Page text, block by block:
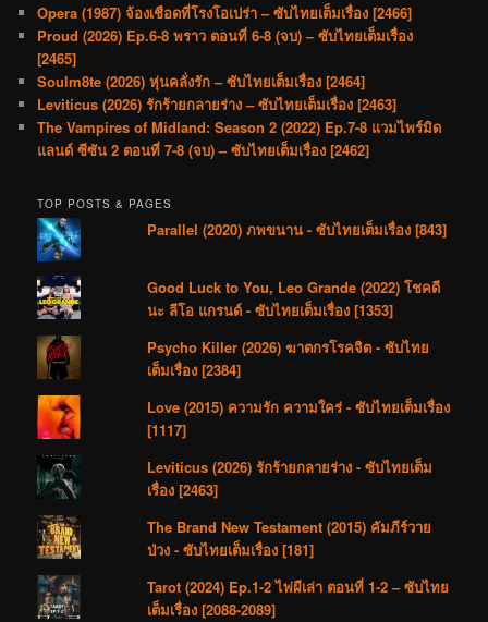
Opera (1987) จ้องเชือดที่โรงโอเปร่า – ซับไทยเต็มเรื่อง [2466]
Proud (2026) Ep.6-8 พราว ตอนที่ 6-8 (จบ) – ซับไทยเต็มเรื่อง
[2465]
Soulm8te (2026) หุ่นคลั่งรัก – ซับไทยเต็มเรื่อง [2464]
Leviticus (2026) รักร้ายกลายร่าง – ซับไทยเต็มเรื่อง [2463]
The Vampires of Midland: Season 2 (2022) Ep.7-8 แวมไพร์มิด
แลนด์ ซีซัน 2 ตอนที่ 7-8 (จบ) – ซับไทยเต็มเรื่อง [2462]
TOP POSTS & PAGES
Parallel (2020) ภพขนาน - ซับไทยเต็มเรื่อง [843]
Good Luck to You, Leo Grande (2022) โชคดี
นะ ลีโอ แกรนด์ - ซับไทยเต็มเรื่อง [1353]
Psycho Killer (2026) ฆาตกรโรคจิต - ซับไทย
เต็มเรื่อง [2384]
Love (2015) ความรัก ความใคร่ - ซับไทยเต็มเรื่อง
[1117]
Leviticus (2026) รักร้ายกลายร่าง - ซับไทยเต็ม
เรื่อง [2463]
The Brand New Testament (2015) คัมภีร์วาย
ป่วง - ซับไทยเต็มเรื่อง [181]
Tarot (2024) Ep.1-2 ไพ่ผีเล่า ตอนที่ 1-2 – ซับไทย
เต็มเรื่อง [2088-2089]